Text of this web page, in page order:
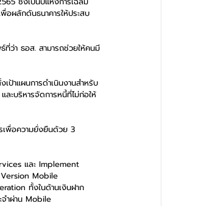
ผลักดันธนาคารให้ประสบ
ว่า ธอส. สามารถช่วยให้คนมี
ป้าแผนการดำเนินงานสำหรับ
ะบริหารจัดการหนี้ที่ไม่ก่อให้
เพื่อความยั่งยืนด้วย 3
และ Implement
Mobile
ทั้งในด้านเงินฝาก
จำผ่าน Mobile